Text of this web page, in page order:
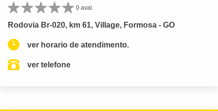
0 aval.
Rodovia Br-020, km 61, Village, Formosa - GO
ver horario de atendimento.
ver telefone